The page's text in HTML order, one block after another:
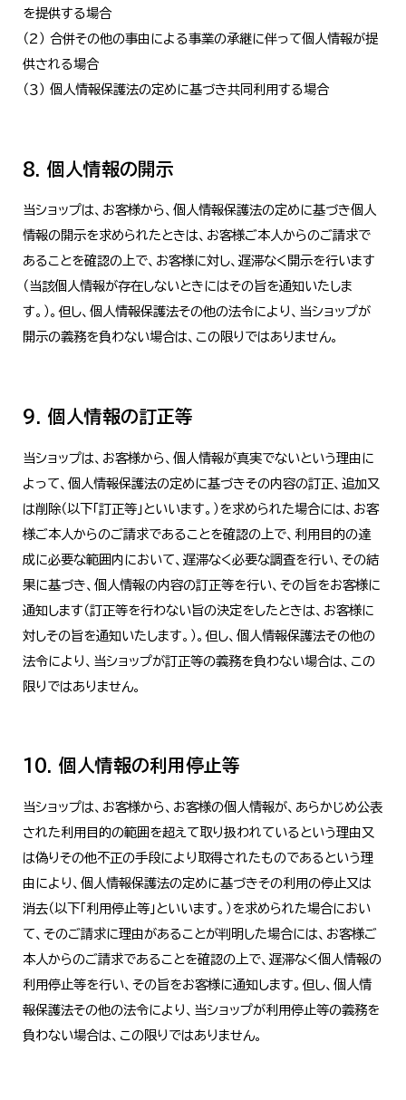
を提供する場合
（２） 合併その他の事由による事業の承継に伴って個人情報が提
供される場合
（３） 個人情報保護法の定めに基づき共同利用する場合
8. 個人情報の開示
当ショップは、お客様から、個人情報保護法の定めに基づき個人
情報の開示を求められたときは、お客様ご本人からのご請求で
あることを確認の上で、お客様に対し、遅滞なく開示を行います
（当該個人情報が存在しないときにはその旨を通知いたしま
す。）。但し、個人情報保護法その他の法令により、当ショップが
開示の義務を負わない場合は、この限りではありません。
9. 個人情報の訂正等
当ショップは、お客様から、個人情報が真実でないという理由に
よって、個人情報保護法の定めに基づきその内容の訂正、追加又
は削除（以下「訂正等」といいます。）を求められた場合には、お客
様ご本人からのご請求であることを確認の上で、利用目的の達
成に必要な範囲内において、遅滞なく必要な調査を行い、その結
果に基づき、個人情報の内容の訂正等を行い、その旨をお客様に
通知します（訂正等を行わない旨の決定をしたときは、お客様に
対しその旨を通知いたします。）。但し、個人情報保護法その他の
法令により、当ショップが訂正等の義務を負わない場合は、この
限りではありません。
10. 個人情報の利用停止等
当ショップは、お客様から、お客様の個人情報が、あらかじめ公表
された利用目的の範囲を超えて取り扱われているという理由又
は偽りその他不正の手段により取得されたものであるという理
由により、個人情報保護法の定めに基づきその利用の停止又は
消去（以下「利用停止等」といいます。）を求められた場合におい
て、そのご請求に理由があることが判明した場合には、お客様ご
本人からのご請求であることを確認の上で、遅滞なく個人情報の
利用停止等を行い、その旨をお客様に通知します。但し、個人情
報保護法その他の法令により、当ショップが利用停止等の義務を
負わない場合は、この限りではありません。